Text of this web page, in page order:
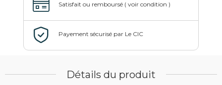
Détails du produit